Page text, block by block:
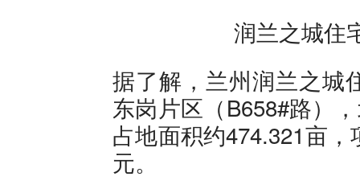
润兰之城住
据了解，兰州润兰之城
东岗片区（B658#路）
占地面积约474.321亩
元。